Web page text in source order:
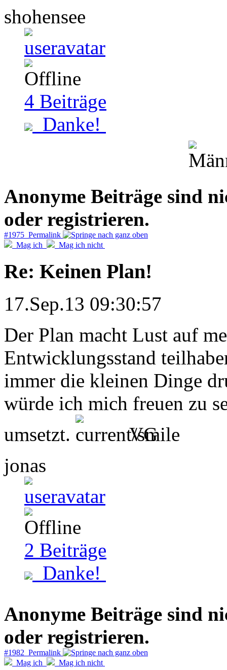
shohensee
4 Beiträge
Danke!
Anonyme Beiträge sind
oder registrieren.
#1975 Permalink
Mag ich
Mag ich nicht
Re: Keinen Plan!
17.Sep.13 09:30:57
Der Plan macht Lust auf
Entwicklungsstand
immer die kleinen Dinge
würde ich mich freuen zu
umsetzt.
VG
jonas
2 Beiträge
Danke!
Anonyme Beiträge sind
oder registrieren.
#1982 Permalink
Mag ich
Mag ich nicht